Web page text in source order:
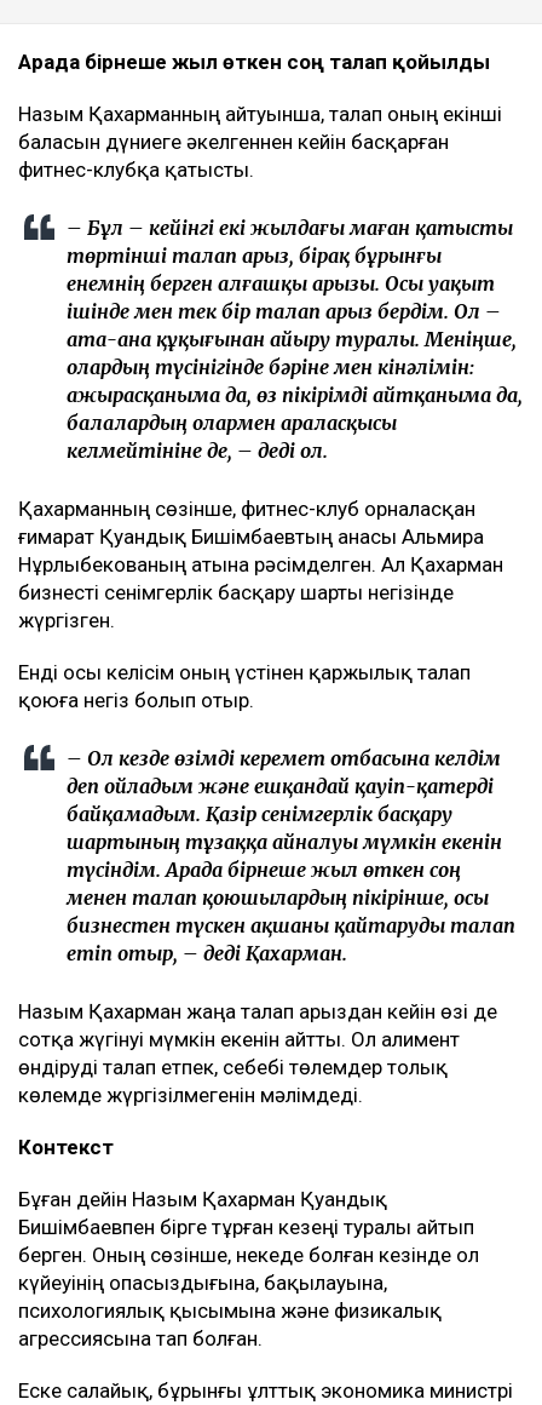
Арада бірнеше жыл өткен соң талап қойылды
Назым Қахарманның айтуынша, талап оның екінші
баласын дүниеге әкелгеннен кейін басқарған
фитнес-клубқа қатысты.
– Бұл – кейінгі екі жылдағы маған қатысты
төртінші талап арыз, бірақ бұрынғы
енемнің берген алғашқы арызы. Осы уақыт
ішінде мен тек бір талап арыз бердім. Ол –
ата-ана құқығынан айыру туралы. Меніңше,
олардың түсінігінде бәріне мен кінәлімін:
ажырасқаныма да, өз пікірімді айтқаныма да,
балалардың олармен араласқысы
келмейтініне де, – деді ол.
Қахарманның сөзінше, фитнес-клуб орналасқан
ғимарат Қуандық Бишімбаевтың анасы Альмира
Нұрлыбекованың атына рәсімделген. Ал Қахарман
бизнесті сенімгерлік басқару шарты негізінде
жүргізген.
Енді осы келісім оның үстінен қаржылық талап
қоюға негіз болып отыр.
– Ол кезде өзімді керемет отбасына келдім
деп ойладым және ешқандай қауіп-қатерді
байқамадым. Қазір сенімгерлік басқару
шартының тұзаққа айналуы мүмкін екенін
түсіндім. Арада бірнеше жыл өткен соң
менен талап қоюшылардың пікірінше, осы
бизнестен түскен ақшаны қайтаруды талап
етіп отыр, – деді Қахарман.
Назым Қахарман жаңа талап арыздан кейін өзі де
сотқа жүгінуі мүмкін екенін айтты. Ол алимент
өндіруді талап етпек, себебі төлемдер толық
көлемде жүргізілмегенін мәлімдеді.
Контекст
Бұған дейін Назым Қахарман Қуандық
Бишімбаевпен бірге тұрған кезеңі туралы айтып
берген. Оның сөзінше, некеде болған кезінде ол
күйеуінің опасыздығына, бақылауына,
психологиялық қысымына және физикалық
агрессиясына тап болған.
Еске салайық, бұрынғы ұлттық экономика министрі